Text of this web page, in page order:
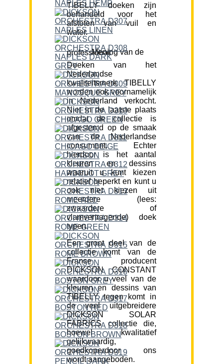
TIBELLY doeken zijn
behandeld voor het
afstoten van vuil en
water.
Mening van de professional:
Doeken van het
Nederlandse
kwaliteitsmerk TIBELLY
worden ook voornamelijk
in Nederland verkocht.
Niet in de laatste plaats
omdat de collectie is
afgestemd op de smaak
van de Nederlandse
consument. Echter
hierdoor is het aantal
kleuren en dessins
waaruit u kunt kiezen
relatief beperkt en kunt u
ook niet kiezen uit
meerdere (lees:
zwaardere of
vlamvertragende) doek
typen.
Een groot deel van de
collectie komt van de
Franse producent
DICKSON CONSTANT
waardoor u veel van de
kleuren en dessins van
TIBELLY tegen komt in
de veel uitgebreidere
DICKSON SOLAR
FABRICS collectie die,
hoewel kwalitatief
gelijkwaardig,
goedkoperdoor ons
wordt aangeboden.